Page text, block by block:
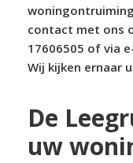
contact met ons
17606505 of via
Wij kijken ernaar
De
uw